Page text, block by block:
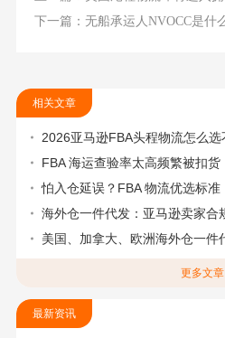
相关文章
2026亚马逊FBA头程物流怎么选不踩坑？SEND/FIST/SPN
FBA 海运查验率太高频繁被扣货
怕入仓延误？FBA 物流优选标准：自
海外仓一件代发：亚马逊卖家合
美国、加拿大、欧洲海外仓一件
更多文章
最新资讯